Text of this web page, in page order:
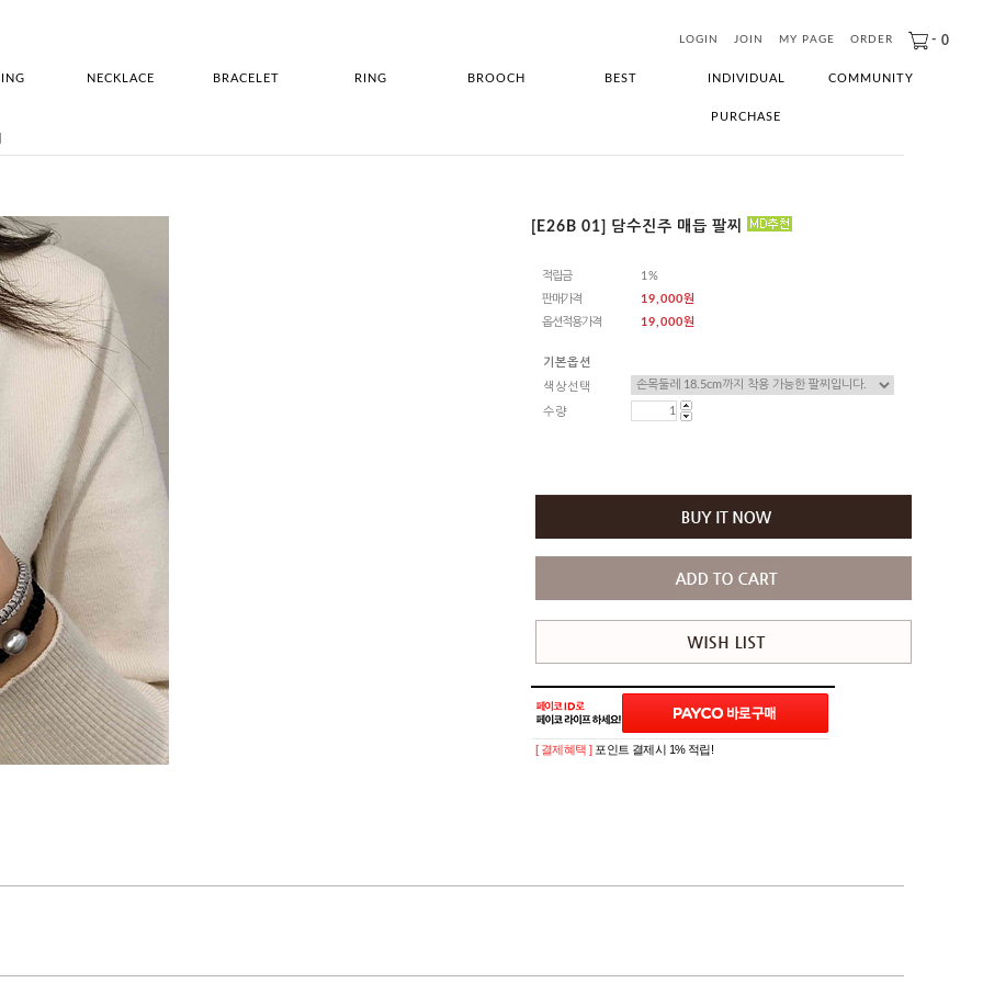
LOGIN JOIN MY PAGE ORDER - 0
NECKLACE BRACELET RING BROOCH BEST INDIVIDUAL
PURCHASE
COMMUNITY
[E26B 01] 담수진주 매듭 팔찌
적립금
1%
판매가격
19,000원
옵션적용가격
19,000원
기본옵션
색상선택
수량
[ 결제혜택 ] 포인트 결제시 1% 적립!